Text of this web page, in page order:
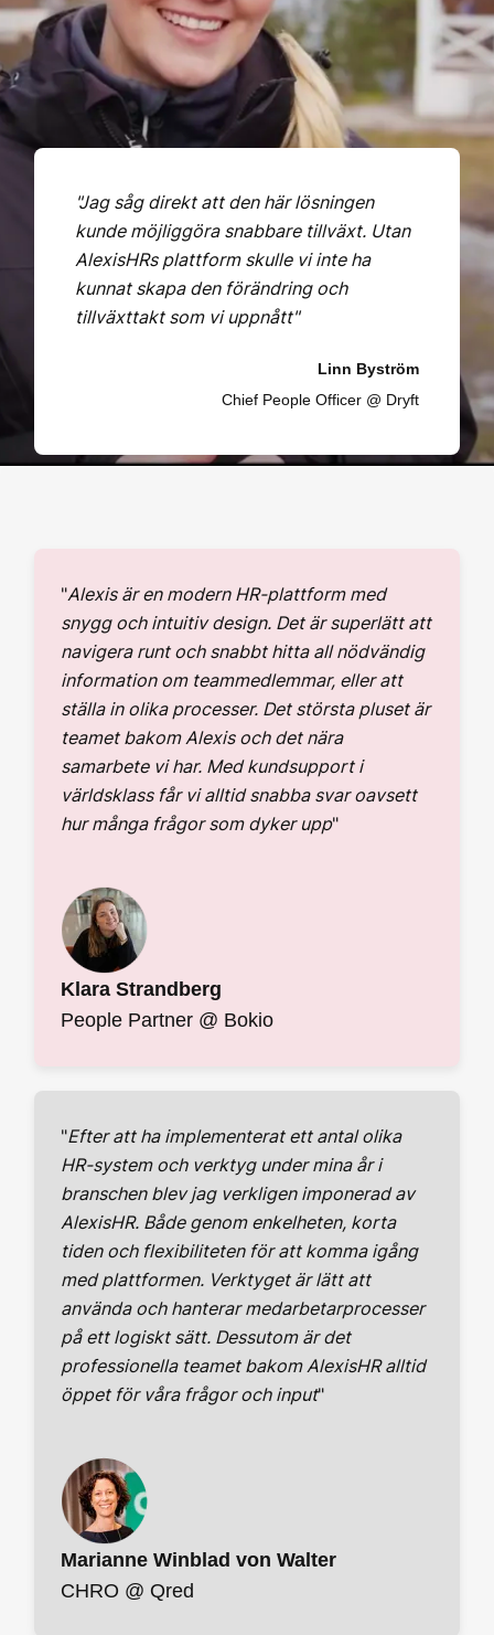
"Jag såg direkt att den här lösningen
kunde möjliggöra snabbare tillväxt. Utan
AlexisHRs plattform skulle vi inte ha
kunnat skapa den förändring och
tillväxttakt som vi uppnått"
Linn Byström
Chief People Officer @ Dryft
"Alexis är en modern HR-plattform med
snygg och intuitiv design. Det är superlätt att
navigera runt och snabbt hitta all nödvändig
information om teammedlemmar, eller att
ställa in olika processer. Det största pluset är
teamet bakom Alexis och det nära
samarbete vi har. Med kundsupport i
världsklass får vi alltid snabba svar oavsett
hur många frågor som dyker upp"
Klara Strandberg
People Partner @ Bokio
"Efter att ha implementerat ett antal olika
HR-system och verktyg under mina år i
branschen blev jag verkligen imponerad av
AlexisHR. Både genom enkelheten, korta
tiden och flexibiliteten för att komma igång
med plattformen. Verktyget är lätt att
använda och hanterar medarbetarprocesser
på ett logiskt sätt. Dessutom är det
professionella teamet bakom AlexisHR alltid
öppet för våra frågor och input"
Marianne Winblad von Walter
CHRO @ Qred